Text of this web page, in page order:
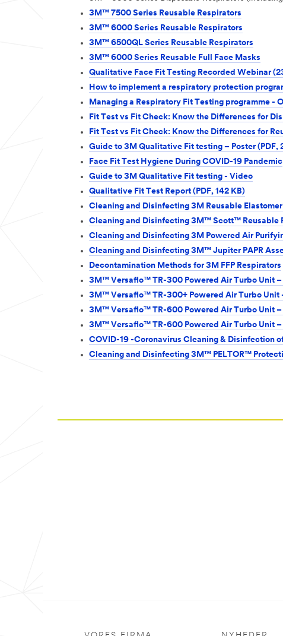
3M™ 7500 Series Reusable Respirators
3M™ 6000 Series Reusable Respirators
3M™ 6500QL Series Reusable Respirators
3M™ 6000 Series Reusable Full Face Masks
Qualitative Face Fit Testing Recorded Webinar
How to implement a respiratory protection
Managing a Respiratory Fit Testing programme -
Fit Test vs Fit Check: Know the Differences for
Fit Test vs Fit Check: Know the Differences for
Guide to 3M Qualitative Fit testing – Poster (PDF,
Face Fit Test Hygiene During COVID-19 Pandemic
Guide to 3M Qualitative Fit testing - Video
Qualitative Fit Test Report (PDF, 142 KB)
Cleaning and Disinfecting 3M Reusable
Cleaning and Disinfecting 3M™ Scott™ Reusable
Cleaning and Disinfecting 3M Powered Air
Cleaning and Disinfecting 3M™ Jupiter PAPR
Decontamination Methods for 3M FFP Respirators
3M™ Versaflo™ TR-300 Powered Air Turbo Unit
3M™ Versaflo™ TR-300+ Powered Air Turbo Unit
3M™ Versaflo™ TR-600 Powered Air Turbo Unit
3M™ Versaflo™ TR-600 Powered Air Turbo Unit
COVID-19 -Coronavirus Cleaning & Disinfection
Cleaning and Disinfecting 3M™ PELTOR™